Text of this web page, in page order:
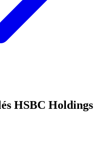
HSBC Holdings